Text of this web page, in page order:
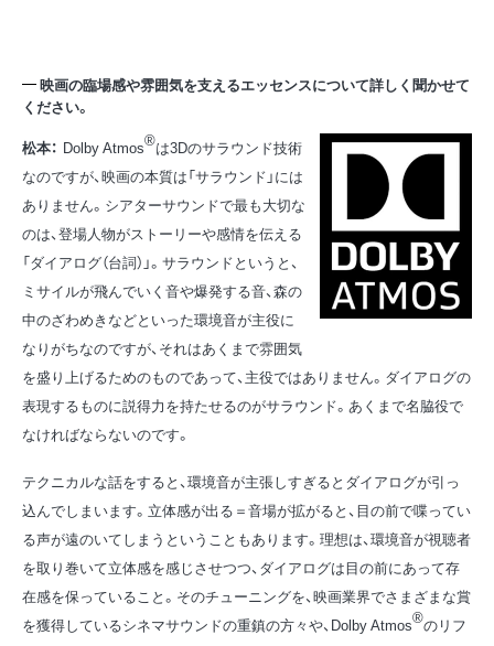
映画の臨場感や雰囲気を支えるエッセンスについて詳しく聞かせて
ください。
松本： Dolby Atmos®は3Dのサラウンド技術
なのですが、映画の本質は「サラウンド」には
ありません。シアターサウンドで最も大切な
のは、登場人物がストーリーや感情を伝える
「ダイアログ（台詞）」。サラウンドというと、
ミサイルが飛んでいく音や爆発する音、森の
中のざわめきなどといった環境音が主役に
なりがちなのですが、それはあくまで雰囲気
を盛り上げるためのものであって、主役ではありません。ダイアログの
表現するものに説得力を持たせるのがサラウンド。あくまで名脇役で
なければならないのです。
テクニカルな話をすると、環境音が主張しすぎるとダイアログが引っ
込んでしまいます。立体感が出る＝音場が拡がると、目の前で喋ってい
る声が遠のいてしまうということもあります。理想は、環境音が視聴者
を取り巻いて立体感を感じさせつつ、ダイアログは目の前にあって存
在感を保っていること。そのチューニングを、映画業界でさまざまな賞
を獲得しているシネマサウンドの重鎮の方々や、Dolby Atmos®のリフ